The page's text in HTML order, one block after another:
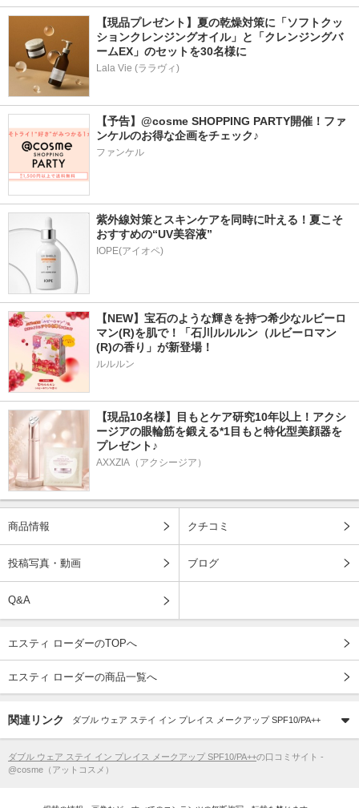
【現品プレゼント】夏の乾燥対策に「ソフトクッ
ションクレンジングオイル」と「クレンジングバ
ームEX」のセットを30名様に
Lala Vie (ララヴィ)
【予告】@cosme SHOPPING PARTY開催！ファ
ンケルのお得な企画をチェック♪
ファンケル
紫外線対策とスキンケアを同時に叶える！夏こそ
おすすめの“UV美容液”
IOPE(アイオペ)
【NEW】宝石のような輝きを持つ希少なルビーロ
マン(R)を肌で！「石川ルルルン（ルビーロマン
(R)の香り」が新登場！
ルルルン
【現品10名様】目もとケア研究10年以上！アクシ
ージアの眼輪筋を鍛える*1目もと特化型美顔器を
プレゼント♪
AXXZIA（アクシージア）
商品情報 クチコミ
投稿写真・動画 ブログ
Q&A
エスティ ローダーのTOPへ
エスティ ローダーの商品一覧へ
関連リンク ダブル ウェア ステイ イン プレイス メークアップ SPF10/PA++
ダブル ウェア ステイ イン プレイス メークアップ SPF10/PA++の口コミサイト -
@cosme（アットコスメ）